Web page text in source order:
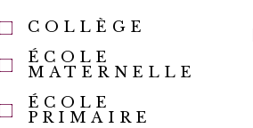
COLLÈGE
ÉCOLE
MATERNELLE
ÉCOLE
PRIMAIRE